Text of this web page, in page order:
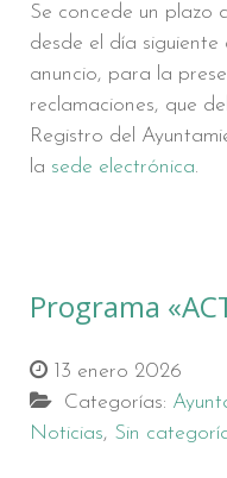
Se concede un plazo
desde el día
anuncio, para la
reclamaciones, que
Registro del
la sede electrónica.
Programa
13 enero 2026
Categorías:
Noticias, Sin